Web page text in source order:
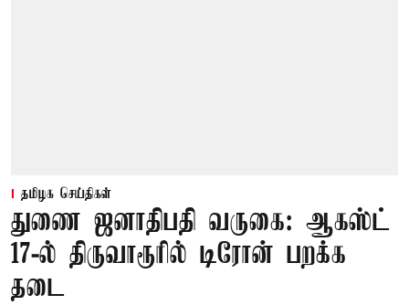
தமிழக செய்திகள்
துணை ஜனாதிபதி வருகை: ஆகஸ்ட்
17-ல் திருவாரூரில் டிரோன் பறக்க
தடை